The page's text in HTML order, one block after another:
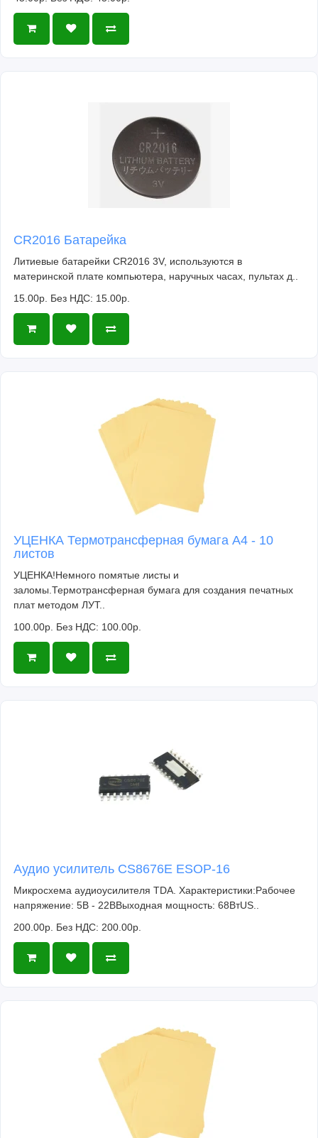
CR2016 Батарейка
Литиевые батарейки CR2016 3V, используются в
материнской плате компьютера, наручных часах, пультах д..
15.00р. Без НДС: 15.00р.
УЦЕНКА Термотрансферная бумага А4 - 10
листов
УЦЕНКА!Немного помятые листы и
заломы.Термотрансферная бумага для создания печатных
плат методом ЛУТ..
100.00р. Без НДС: 100.00р.
Аудио усилитель CS8676E ESOP-16
Микросхема аудиоусилителя TDA. Характеристики:Рабочее
напряжение: 5В - 22ВВыходная мощность: 68ВтUS..
200.00р. Без НДС: 200.00р.